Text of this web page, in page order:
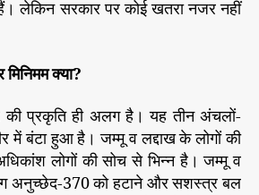
लेकिन सरकार पर कोई खतरा नजर नहीं
क्या?
प्रकृति ही अलग है। यह तीन अंचलों-
में बंटा हुआ है। जम्मू व लद्दाख के लोगों की
लोगों की सोच से भिन्न है। जम्मू व
अनुच्छेद-370 को हटाने और सशस्त्र बल